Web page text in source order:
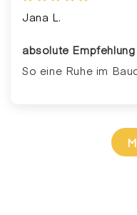
Jana L.
absolute
So eine Ruhe im